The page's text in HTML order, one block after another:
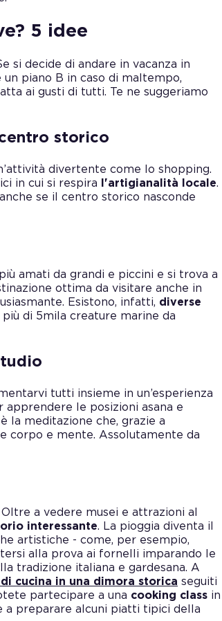
5 idee
si decide di andare in vacanza in
piano B in caso di maltempo,
ai gusti di tutti. Te ne suggeriamo
storico
divertente come lo shopping.
in cui si respira
l'artigianalità locale.
se il centro storico nasconde
amati da grandi e piccini e si trova a
ottima da visitare anche in
Esistono, infatti, diverse
di 5mila creature marine da
tutti insieme in un’esperienza
apprendere le posizioni asana e
è la meditazione che, grazie a
corpo e mente. Assolutamente da
a vedere musei e attrazioni al
interessante. La pioggia diventa il
artistiche - come, per esempio,
alla prova ai fornelli imparando le
tradizione italiana e gardesana. A
di cucina in una dimora storica seguiti
partecipare a una cooking class in
a preparare alcuni piatti tipici della